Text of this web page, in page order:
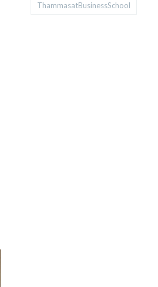
ThammasatBusinessSchool